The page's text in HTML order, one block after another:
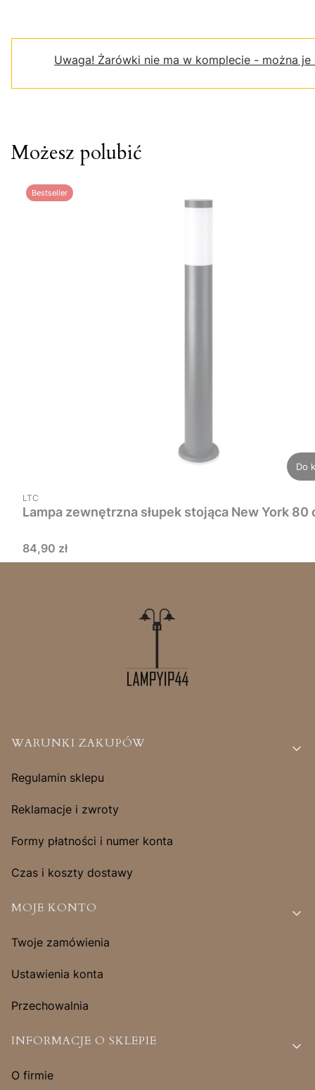
Uwaga! Żarówki nie ma w komplecie - można je
Możesz polubić
Bestseller
Do
PRODUCENT
LTC
Lampa zewnętrzna słupek stojąca New York 80
Cena
84,90 zł
Linki w stopce
WARUNKI ZAKUPÓW
Regulamin sklepu
Reklamacje i zwroty
Formy płatności i numer konta
Czas i koszty dostawy
MOJE KONTO
Twoje zamówienia
Ustawienia konta
Przechowalnia
INFORMACJE O SKLEPIE
O firmie